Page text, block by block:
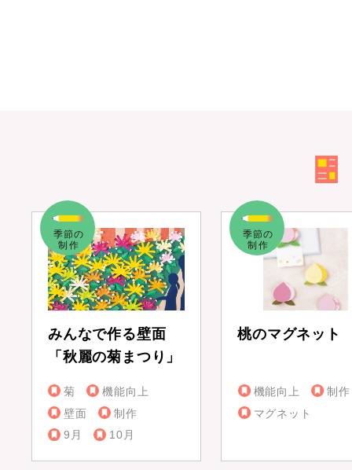
みんなで作る壁面
「秋麗の菊まつり」
菊
機能向上
壁面
制作
9月
10月
桃のマグネット
機能向上
制作
マグネット